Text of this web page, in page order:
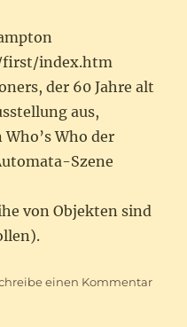
first/index.htm
der 60 Jahre alt
aus,
Who der
Szene
von Objekten sind
einen Kommentarzu